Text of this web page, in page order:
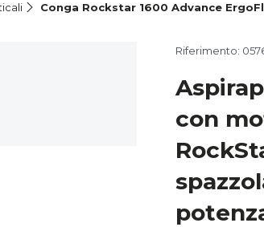
Conga Rockstar 1600 Advance
Riferimento:
con